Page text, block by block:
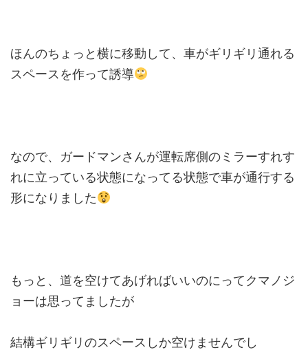
ほんのちょっと横に移動して、車がギリギリ通れる
スペースを作って誘導
なので、ガードマンさんが運転席側のミラーすれす
れに立っている状態になってる状態で車が通行する
形になりました
もっと、道を空けてあげればいいのにってクマノジ
ョーは思ってましたが
結構ギリギリのスペースしか空けませんでし